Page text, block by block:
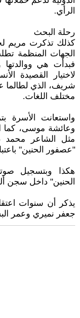
الرأي.
رحلة البحث
كذلك تذكرت مريم
الجهات المنظمة
فبدأت هي
لاختيار القصيدة
شريف، الذي لطالما
مختلف اللغات.
واستعانت الأسرة
وعائشة موسى، كما
مثل الشاعر محمد
"عصفور الحنين"
هكذا وبتسجيل
الحنين" داخل سجن
يذكر أن سنوات
جعفر نميري وعمر